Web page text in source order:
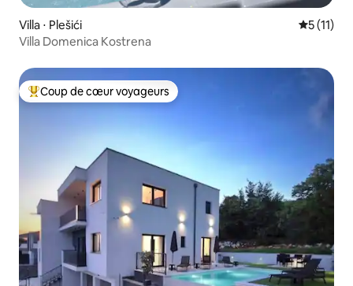
Villa ⋅ Plešići
5 (11)
Villa Domenica Kostrena
Coups de cœur voyageurs les plus appréciés
Coup de cœur voyageurs